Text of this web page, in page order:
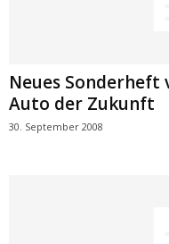
Neues Sonderheft
Auto der Zukunft
30. September 2008